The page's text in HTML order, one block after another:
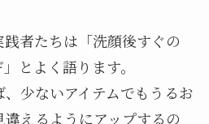
者たちは「洗顔後すぐの
とよく語ります。
少ないアイテムでもうるお
えるようにアップするの